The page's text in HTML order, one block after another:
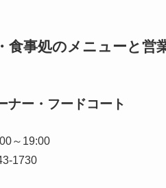
食事処のメニューと営
ナー・フードコート
～19:00
1730